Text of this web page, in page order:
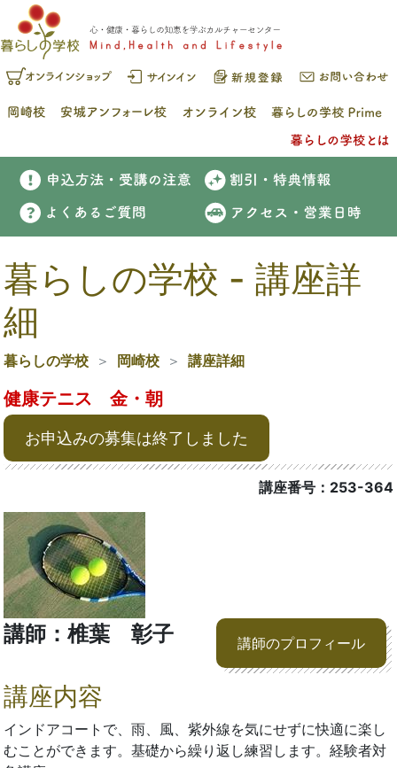
暮らしの学校 - 講座詳
細
暮らしの学校 岡崎校 講座詳細
健康テニス 金・朝
お申込みの募集は終了しました
講座番号：253-364
講師：椎葉 彰子 講師のプロフィール
講座内容
インドアコートで、雨、風、紫外線を気にせずに快適に楽し
むことができます。基礎から繰り返し練習します。経験者対